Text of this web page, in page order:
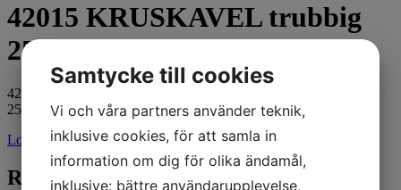
42015 KRUSKAVEL trubbig
25×6,5cm
42015 Kruskavel trubbig
25×6,5cm
Logga in för pris
Relaterade produkter
Samtycke till cookies
Vi och våra partners använder teknik,
inklusive cookies, för att samla in
information om dig för olika ändamål,
inklusive: bättre användarupplevelse,